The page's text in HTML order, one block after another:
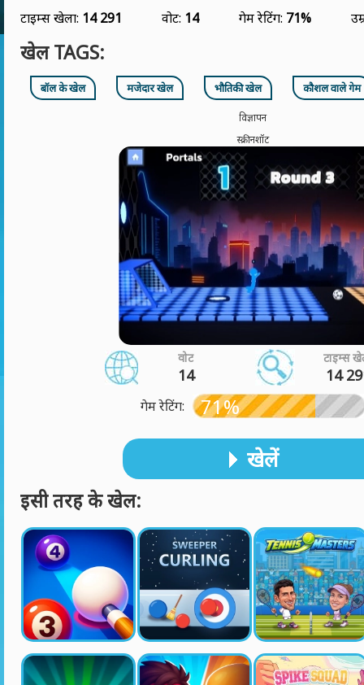
टाइम्स खेला: 14 291 वोट: 14 गेम रेटिंग: 71%
खेल TAGS:
बॉल के खेल मजेदार खेल भौतिकी खेल कौशल वाले गेम
विज्ञापन
स्क्रीनशॉट
वोट
14
टाइम्स
14
गेम रेटिंग: 71%
खेलें
इसी तरह के खेल: